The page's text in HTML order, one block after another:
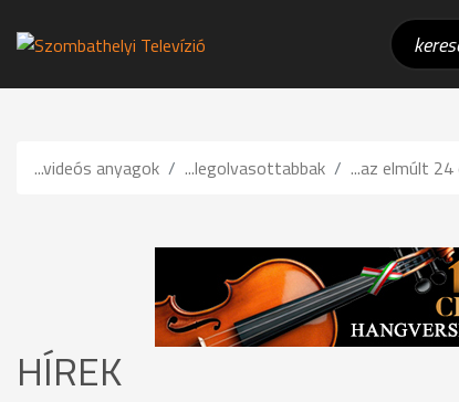
...videós anyagok ...legolvasottabbak ...az elmúlt 24
HÍREK